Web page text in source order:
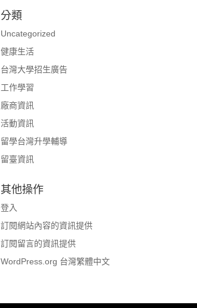
分類
Uncategorized
健康生活
台灣大學招生廣告
工作學習
廠商資訊
活動資訊
留學台灣升學輔導
留臺資訊
其他操作
登入
訂閱網站內容的資訊提供
訂閱留言的資訊提供
WordPress.org 台灣繁體中文